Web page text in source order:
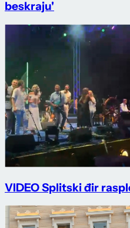
beskraju'
VIDEO Splitski đir